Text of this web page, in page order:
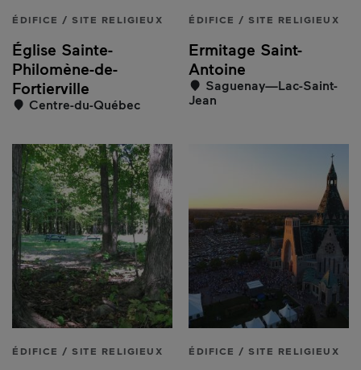
ÉDIFICE / SITE RELIGIEUX
Église Sainte-
Philomène-de-
Fortierville
Centre-du-Québec
ÉDIFICE / SITE RELIGIEUX
Ermitage Saint-
Antoine
Saguenay—Lac-Saint-
Jean
ÉDIFICE / SITE RELIGIEUX ÉDIFICE / SITE RELIGIEUX